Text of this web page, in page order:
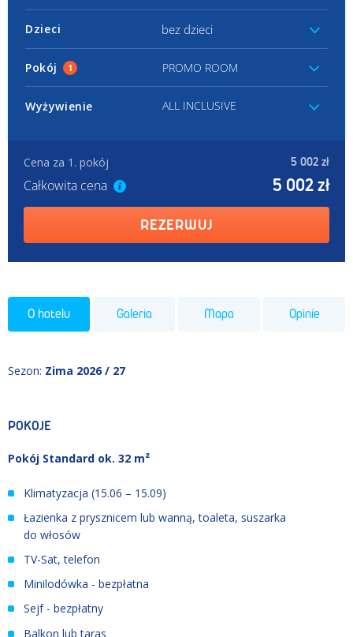
Dzieci bez dzieci
Pokój 1 PROMO ROOM
Wyżywienie ALL INCLUSIVE
Cena za 1. pokój 5 002 zł
Całkowita cena 5 002 zł
REZERWUJ
O hotelu Galeria Mapa Opinie
Sezon: Zima 2026 / 27
POKOJE
Pokój Standard ok. 32 m²
Klimatyzacja (15.06 – 15.09)
Łazienka z prysznicem lub wanną, toaleta, suszarka
do włosów
TV-Sat, telefon
Minilodówka - bezpłatna
Sejf - bezpłatny
Balkon lub taras